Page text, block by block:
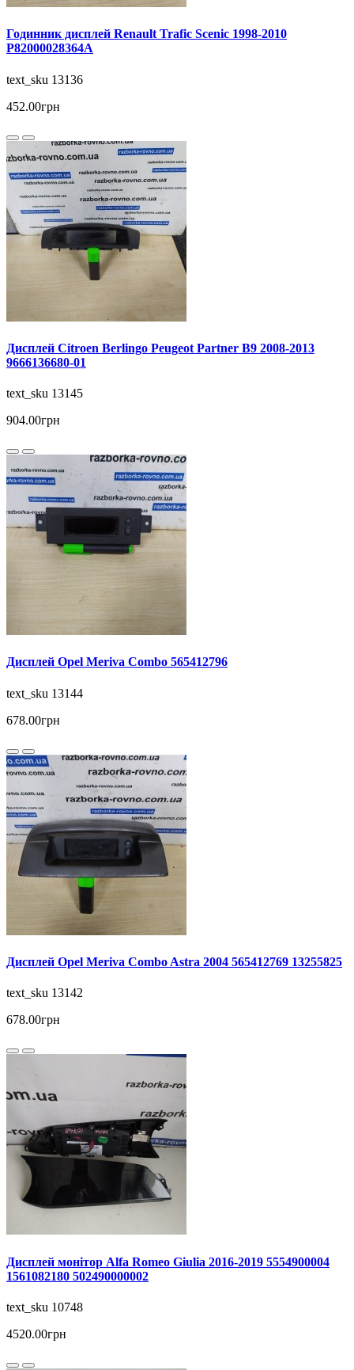
Годинник дисплей Renault Trafic Scenic 1998-2010
P82000028364A
text_sku 13136
452.00грн
Дисплей Citroen Berlingo Peugeot Partner B9 2008-2013
9666136680-01
text_sku 13145
904.00грн
Дисплей Opel Meriva Combo 565412796
text_sku 13144
678.00грн
Дисплей Opel Meriva Combo Astra 2004 565412769 13255825
text_sku 13142
678.00грн
Дисплей монітор Alfa Romeo Giulia 2016-2019 5554900004
1561082180 502490000002
text_sku 10748
4520.00грн